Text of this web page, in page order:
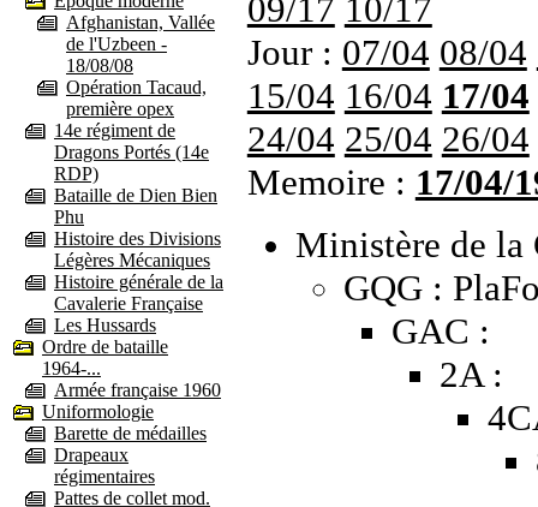
Afghanistan, Vallée
de l'Uzbeen -
18/08/08
Opération Tacaud,
première opex
14e régiment de
Dragons Portés (14e
RDP)
Bataille de Dien Bien
Phu
Histoire des Divisions
Légères Mécaniques
Histoire générale de la
Cavalerie Française
Les Hussards
Ordre de bataille
1964-...
Armée française 1960
Uniformologie
Barette de médailles
Drapeaux
régimentaires
Pattes de collet mod.
09/17 10/17
Jour : 07/04 08/04
15/04 16/04 17/04
24/04 25/04 26/04
Memoire : 17/04/
Ministère de la
GQG :
GAC :
2A :